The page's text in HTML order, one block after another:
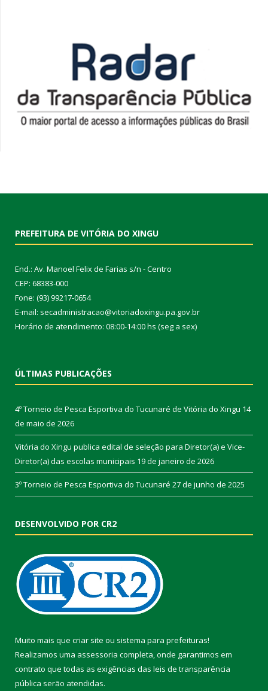
PREFEITURA DE VITÓRIA DO XINGU
End.: Av. Manoel Felix de Farias s/n - Centro
CEP: 68383-000
Fone: (93) 99217-0654
E-mail: secadministracao@vitoriadoxingu.pa.gov.br
Horário de atendimento: 08:00-14:00 hs (seg a sex)
ÚLTIMAS PUBLICAÇÕES
4º Torneio de Pesca Esportiva do Tucunaré de Vitória do Xingu 14
de maio de 2026
Vitória do Xingu publica edital de seleção para Diretor(a) e Vice-
Diretor(a) das escolas municipais 19 de janeiro de 2026
3º Torneio de Pesca Esportiva do Tucunaré 27 de junho de 2025
DESENVOLVIDO POR CR2
Muito mais que criar site ou sistema para prefeituras!
Realizamos uma assessoria completa, onde garantimos em
contrato que todas as exigências das leis de transparência
pública serão atendidas.